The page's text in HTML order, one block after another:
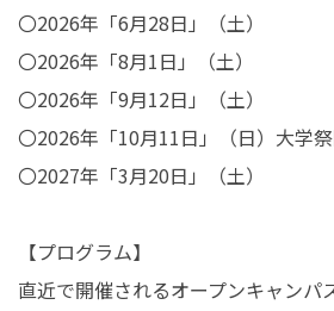
〇2026年「6月28日」（土）
〇2026年「8月1日」（土）
〇2026年「9月12日」（土）
〇2026年「10月11日」（日）大学
〇2027年「3月20日」（土）
【プログラム】
直近で開催されるオープンキャンパ